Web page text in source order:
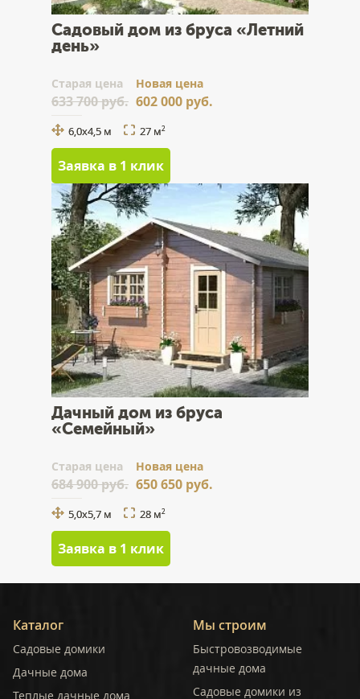
Садовый дом из бруса «Летний
день»
Cтарая цена
633 700 руб.
Новая цена
602 000 руб.
6,0х4,5 м 27 м2
Заявка в 1 клик
Дачный дом из бруса
«Семейный»
Cтарая цена
684 900 руб.
Новая цена
650 650 руб.
5,0х5,7 м 28 м2
Заявка в 1 клик
Каталог
Садовые домики
Дачные дома
Теплые дачные дома
Мы строим
Быстровозводимые
дачные дома
Садовые домики из